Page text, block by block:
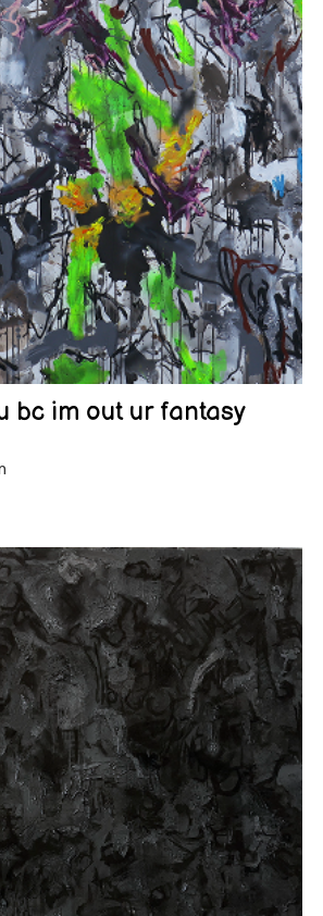
bc im out ur fantasy